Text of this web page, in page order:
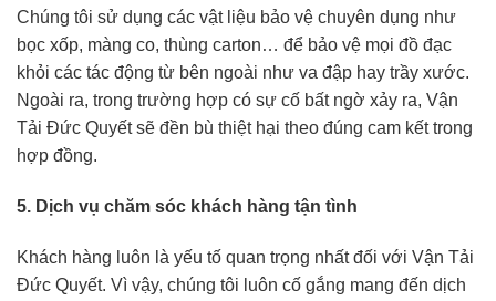
Chúng tôi sử dụng các vật liệu bảo vệ chuyên dụng như
bọc xốp, màng co, thùng carton… để bảo vệ mọi đồ đạc
khỏi các tác động từ bên ngoài như va đập hay trầy xước.
Ngoài ra, trong trường hợp có sự cố bất ngờ xảy ra, Vận
Tải Đức Quyết sẽ đền bù thiệt hại theo đúng cam kết trong
hợp đồng.
5. Dịch vụ chăm sóc khách hàng tận tình
Khách hàng luôn là yếu tố quan trọng nhất đối với Vận Tải
Đức Quyết. Vì vậy, chúng tôi luôn cố gắng mang đến dịch